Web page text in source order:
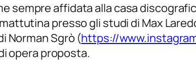
sempre affidata alla casa
presso gli studi di Max
Norman Sgrò (https://
opera proposta.